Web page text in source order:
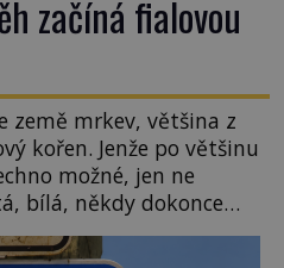
začíná fialovou
země mrkev, většina z
kořen. Jenže po většinu
možné, jen ne
bílá, někdy dokonce
let pečlivého
bez které si českou